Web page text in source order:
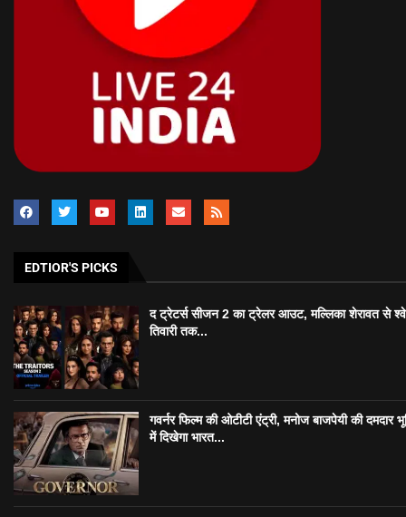
EDTIOR'S PICKS
द ट्रेटर्स सीजन 2 का ट्रेलर आउट, मल्लिका शेरावत से
तिवारी तक...
गवर्नर फिल्म की ओटीटी एंट्री, मनोज बाजपेयी की दमदार
में दिखेगा भारत...